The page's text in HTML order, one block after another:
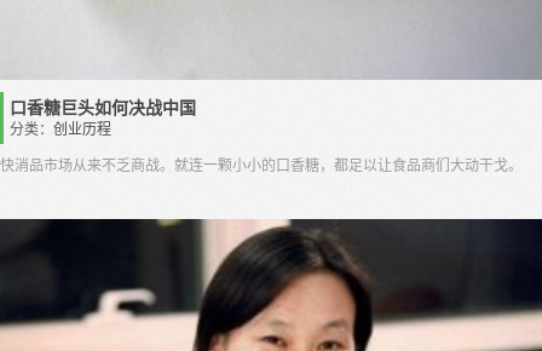
口香糖巨头如何决战中国
分类： 创业历程
快消品市场从来不乏商战。就连一颗小小的口香糖，都足以让食品商们大动干戈。